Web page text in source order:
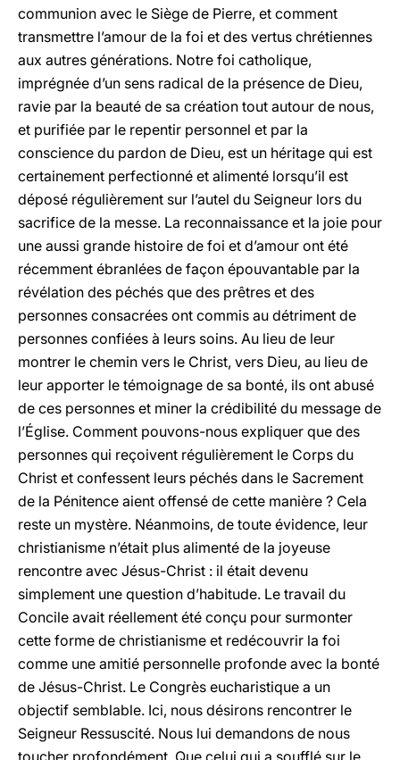
communion avec le Siège de Pierre, et comment
transmettre l’amour de la foi et des vertus chrétiennes
aux autres générations. Notre foi catholique,
imprégnée d’un sens radical de la présence de Dieu,
ravie par la beauté de sa création tout autour de nous,
et purifiée par le repentir personnel et par la
conscience du pardon de Dieu, est un héritage qui est
certainement perfectionné et alimenté lorsqu’il est
déposé régulièrement sur l’autel du Seigneur lors du
sacrifice de la messe. La reconnaissance et la joie pour
une aussi grande histoire de foi et d’amour ont été
récemment ébranlées de façon épouvantable par la
révélation des péchés que des prêtres et des
personnes consacrées ont commis au détriment de
personnes confiées à leurs soins. Au lieu de leur
montrer le chemin vers le Christ, vers Dieu, au lieu de
leur apporter le témoignage de sa bonté, ils ont abusé
de ces personnes et miner la crédibilité du message de
l’Église. Comment pouvons-nous expliquer que des
personnes qui reçoivent régulièrement le Corps du
Christ et confessent leurs péchés dans le Sacrement
de la Pénitence aient offensé de cette manière ? Cela
reste un mystère. Néanmoins, de toute évidence, leur
christianisme n’était plus alimenté de la joyeuse
rencontre avec Jésus-Christ : il était devenu
simplement une question d’habitude. Le travail du
Concile avait réellement été conçu pour surmonter
cette forme de christianisme et redécouvrir la foi
comme une amitié personnelle profonde avec la bonté
de Jésus-Christ. Le Congrès eucharistique a un
objectif semblable. Ici, nous désirons rencontrer le
Seigneur Ressuscité. Nous lui demandons de nous
toucher profondément. Que celui qui a soufflé sur le